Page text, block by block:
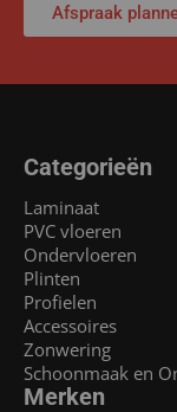
Afspraak
Categorieën
Laminaat
PVC vloeren
Ondervloeren
Plinten
Profielen
Accessoires
Zonwering
Schoonmaak en
Merken